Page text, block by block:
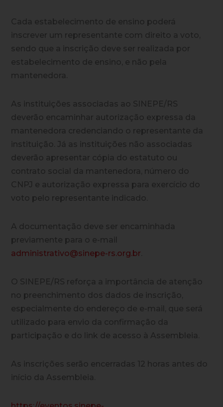
Cada estabelecimento de ensino poderá
inscrever um representante com direito a voto,
sendo que a inscrição deve ser realizada por
estabelecimento de ensino, e não pela
mantenedora.
As instituições associadas ao SINEPE/RS
deverão encaminhar autorização expressa da
mantenedora credenciando o representante da
instituição. Já as instituições não associadas
deverão apresentar cópia do estatuto ou
contrato social da mantenedora, número do
CNPJ e autorização expressa para exercício do
voto pelo representante indicado.
A documentação deve ser encaminhada
previamente para o e-mail
administrativo@sinepe-rs.org.br
O SINEPE/RS reforça a importância de atenção
no preenchimento dos dados de inscrição,
especialmente do endereço de e-mail, que será
utilizado para envio da confirmação da
participação e do link de acesso à Assembleia.
As inscrições serão encerradas 12 horas antes do
início da Assembleia.